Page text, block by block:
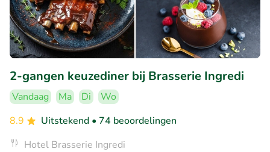
2-gangen keuzediner bij Brasserie Ingredi
Vandaag Ma Di
Wo
8.9
Uitstekend • 74 beoordelingen
Hotel Brasserie Ingredi